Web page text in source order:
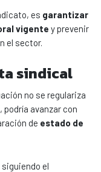
es garantizar
vigente y prevenir
el sector.
sindical
no se regulariza
avanzar con
de estado de
el